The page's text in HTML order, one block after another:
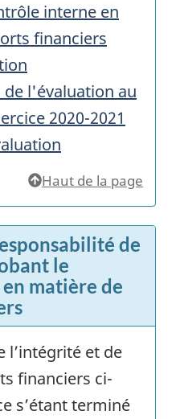
interne en
financiers
de l'évaluation au
2020-2021
Haut de la page
de
le
matière de
l’intégrité et de
financiers ci-
s’étant terminé